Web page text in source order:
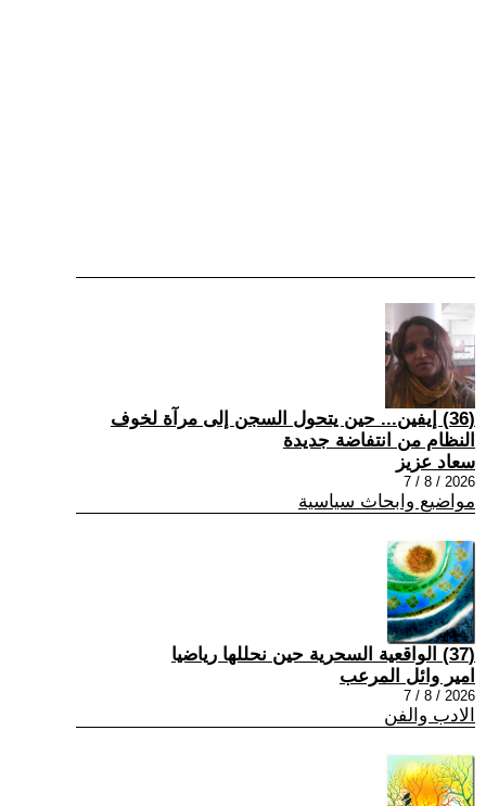
(36) إيفين... حين يتحول السجن إلى مرآة لخوف
النظام من انتفاضة جديدة
سعاد عزيز
2026 / 8 / 7
مواضيع وابحاث سياسية
(37) الواقعية السحرية حين نحللها رياضيا
امير وائل المرعب
2026 / 8 / 7
الادب والفن